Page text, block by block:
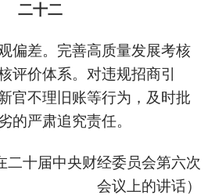
二十二
差。完善高质量发展考核
评价体系。对违规招商引
官不理旧账等行为，及时批
的严肃追究责任。
二十届中央财经委员会第六次
会议上的讲话）